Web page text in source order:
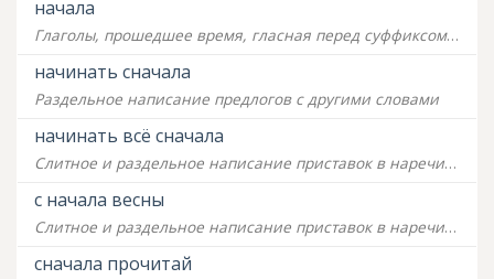
начала
Глаголы, прошедшее время, гласная перед суффиксом-л-
начинать сначала
Раздельное написание предлогов с другими словами
начинать всё сначала
Слитное и раздельное написание приставок в наречиях
с начала весны
Слитное и раздельное написание приставок в наречиях
сначала прочитай